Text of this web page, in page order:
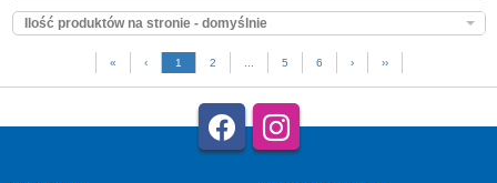
Ilość produktów na stronie - domyślnie
« ‹ 1 2 5 6 › ››